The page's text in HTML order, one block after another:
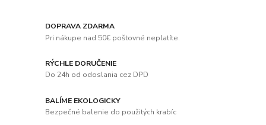
DOPRAVA ZDARMA
Pri nákupe nad 50€ poštovné neplatíte.
RÝCHLE DORUČENIE
Do 24h od odoslania cez DPD
BALÍME EKOLOGICKY
Bezpečné balenie do použitých krabíc